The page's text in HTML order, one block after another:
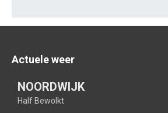
Actuele weer
NOORDWIJK
Half Bewolkt